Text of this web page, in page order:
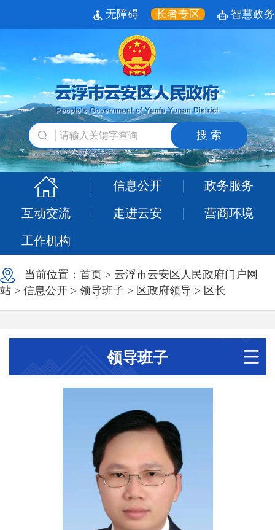
无障碍 长者专区 智慧政务
搜 索
信息公开 政务服务
互动交流 走进云安 营商环境
工作机构
当前位置： 首页 > 云浮市云安区人民政府门户网
站 > 信息公开 > 领导班子 > 区政府领导 > 区长
领导班子